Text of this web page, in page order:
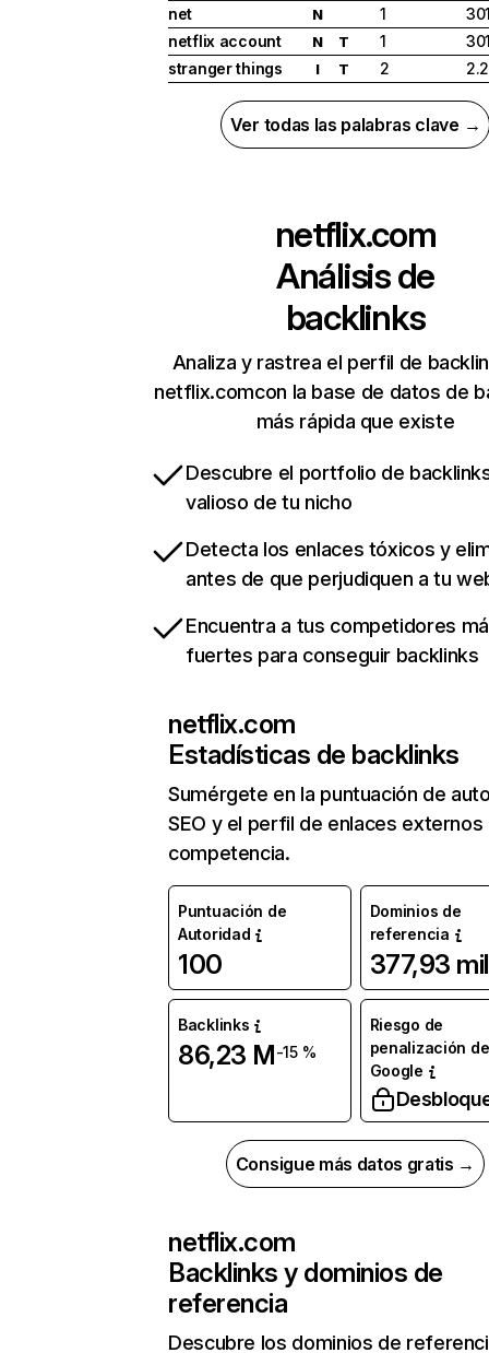
net
N 1
netflix account
N T 1
stranger things
I T 2
Ver todas las palabras clave →
netflix.com
Análisis de
backlinks
Analiza y rastrea el perfil de
netflix.comcon la base de datos de
más rápida que existe
Descubre el portfolio de
valioso de tu nicho
Detecta los enlaces tóxicos y
antes de que perjudiquen a tu
Encuentra a tus competidores
fuertes para conseguir backlinks
netflix.com
Estadísticas de backlinks
Sumérgete en la puntuación de
SEO y el perfil de enlaces externos
competencia.
Puntuación de
Autoridad
100
Dominios de
referencia
377,93 mil
Backlinks
86,23 M-15 %
Riesgo de
penalización de
Google
Consigue más datos gratis →
netflix.com
Backlinks y dominios de
referencia
Descubre los dominios de